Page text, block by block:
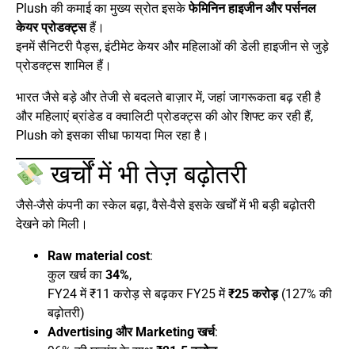
Plush की कमाई का मुख्य स्रोत इसकेफेमिनिन हाइजीन और पर्सनल
केयर प्रोडक्ट्सहैं।
इनमें सैनिटरी पैड्स, इंटीमेट केयर और महिलाओं की डेली हाइजीन से जुड़े
प्रोडक्ट्स शामिल हैं।
भारत जैसे बड़े और तेजी से बदलते बाज़ार में, जहां जागरूकता बढ़ रही है
और महिलाएं ब्रांडेड व क्वालिटी प्रोडक्ट्स की ओर शिफ्ट कर रही हैं,
Plush को इसका सीधा फायदा मिल रहा है।
खर्चों में भी तेज़ बढ़ोतरी
जैसे-जैसे कंपनी का स्केल बढ़ा, वैसे-वैसे इसके खर्चों में भी बड़ी बढ़ोतरी
देखने को मिली।
Raw material cost:
कुल खर्च का 34%,
FY24 में ₹11 करोड़ से बढ़कर FY25 में₹25 करोड़(127% की
बढ़ोतरी)
Advertising और Marketing खर्च: